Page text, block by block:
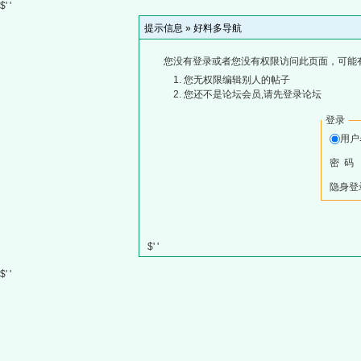
$' '
提示信息 » 好料多导航
您没有登录或者您没有权限访问此页面，可能
您无权限编辑别人的帖子
您还不是论坛会员,请先登录论坛
登录
用
密 码
隐身登
$' '
$' '